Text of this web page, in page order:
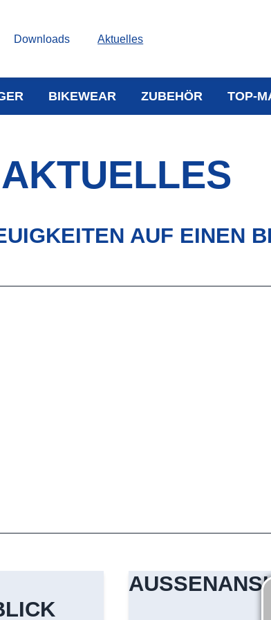
Downloads Aktuelles
BIKEWEAR ZUBEHÖR TOP-
AKTUELLES
AUF EINEN